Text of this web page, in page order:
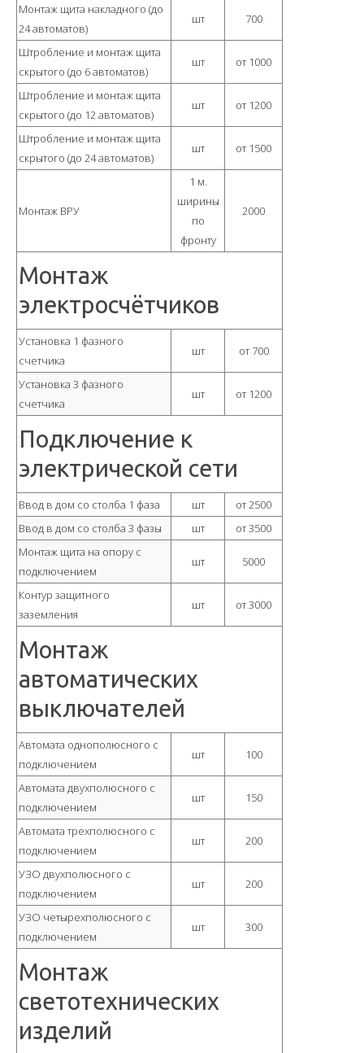
Монтаж щита накладного (до
24 автоматов)
шт 700
Штробление и монтаж щита
скрытого (до 6 автоматов)
шт от 1000
Штробление и монтаж щита
скрытого (до 12 автоматов)
шт от 1200
Штробление и монтаж щита
скрытого (до 24 автоматов)
шт от 1500
Монтаж ВРУ
1 м.
ширины
по
фронту
2000
Монтаж
электросчётчиков
Установка 1 фазного
счетчика
шт от 700
Установка 3 фазного
счетчика
шт от 1200
Подключение к
электрической сети
Ввод в дом со столба 1 фаза шт
от 2500
Ввод в дом со столба 3 фазы
шт
от 3500
Монтаж щита на опору с
подключением
шт 5000
Контур защитного
заземления
шт от 3000
Монтаж
автоматических
выключателей
Автомата однополюсного с
подключением
шт 100
Автомата двухполюсного с
подключением
шт 150
Автомата трехполюсного с
подключением
шт 200
УЗО двухполюсного с
подключением
шт 200
УЗО четырехполюсного с
подключением
шт 300
Монтаж
светотехнических
изделий